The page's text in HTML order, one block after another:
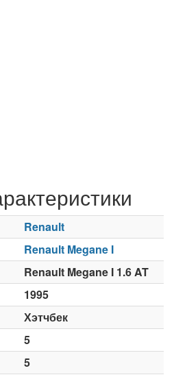
Renault
Renault Megane I
Renault Megane I 1.6 AT
1995
Хэтчбек
5
5